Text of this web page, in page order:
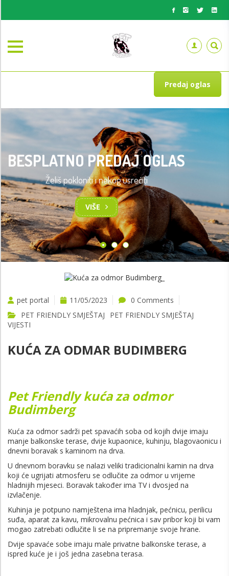
Predaj oglas
BESPLATNO PREDAJ OGLAS
Želiš pokloniti i nekog usrećiti
VIŠE
pet portal 11/05/2023
0 Comments
PET FRIENDLY SMJEŠTAJ
PET FRIENDLY SMJEŠTAJ
VIJESTI
KUĆA ZA ODMAR BUDIMBERG
Pet Friendly kuća za odmor
Budimberg
Kuća za odmor sadrži pet spavaćih soba od kojih dvije imaju
manje balkonske terase, dvije kupaonice, kuhinju, blagovaonicu i
dnevni boravak s kaminom na drva.
U dnevnom boravku se nalazi veliki tradicionalni kamin na drva
koji će ugrijati atmosferu se odlučite za odmor u vrijeme
hladnijih mjeseci. Boravak također ima TV i dvosjed na
izvlačenje.
Kuhinja je potpuno namještena ima hladnjak, pećnicu, perilicu
suđa, aparat za kavu, mikrovalnu pećnica i sav pribor koji bi vam
mogao zatrebati odlučite li se na pripremanje svoje hrane.
Dvije spavaće sobe imaju male privatne balkonske terase, a
ispred kuće je i još jedna zasebna terasa.